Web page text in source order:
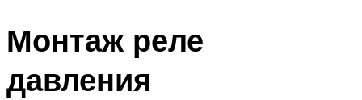
Монтаж реле
давления